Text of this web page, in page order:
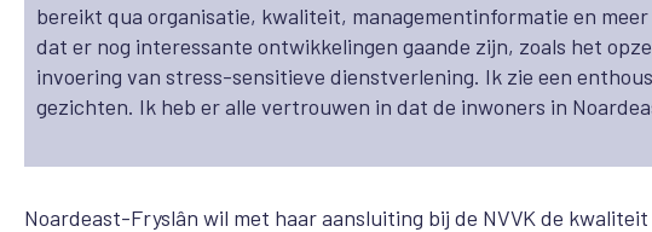
bereikt qua organisatie, kwaliteit, managementinformatie en
dat er nog interessante ontwikkelingen gaande zijn, zoals het
invoering van stress-sensitieve dienstverlening. Ik zie een
gezichten. Ik heb er alle vertrouwen in dat de inwoners in
Noardeast-Fryslân wil met haar aansluiting bij de NVVK de